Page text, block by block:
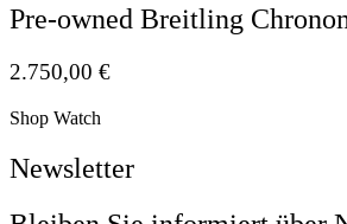
Pre-owned Breitling
2.750,00 €
Shop Watch
Newsletter